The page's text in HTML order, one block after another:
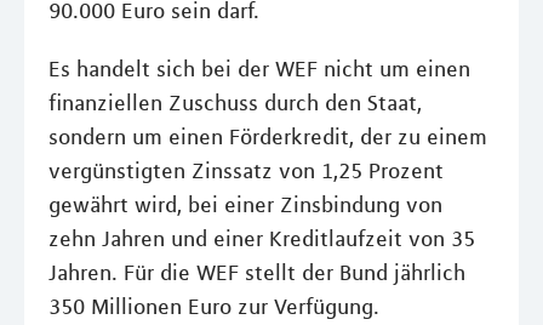
90.000 Euro sein darf.
Es handelt sich bei der WEF nicht um einen
finanziellen Zuschuss durch den Staat,
sondern um einen Förderkredit, der zu einem
vergünstigten Zinssatz von 1,25 Prozent
gewährt wird, bei einer Zinsbindung von
zehn Jahren und einer Kreditlaufzeit von 35
Jahren. Für die WEF stellt der Bund jährlich
350 Millionen Euro zur Verfügung.